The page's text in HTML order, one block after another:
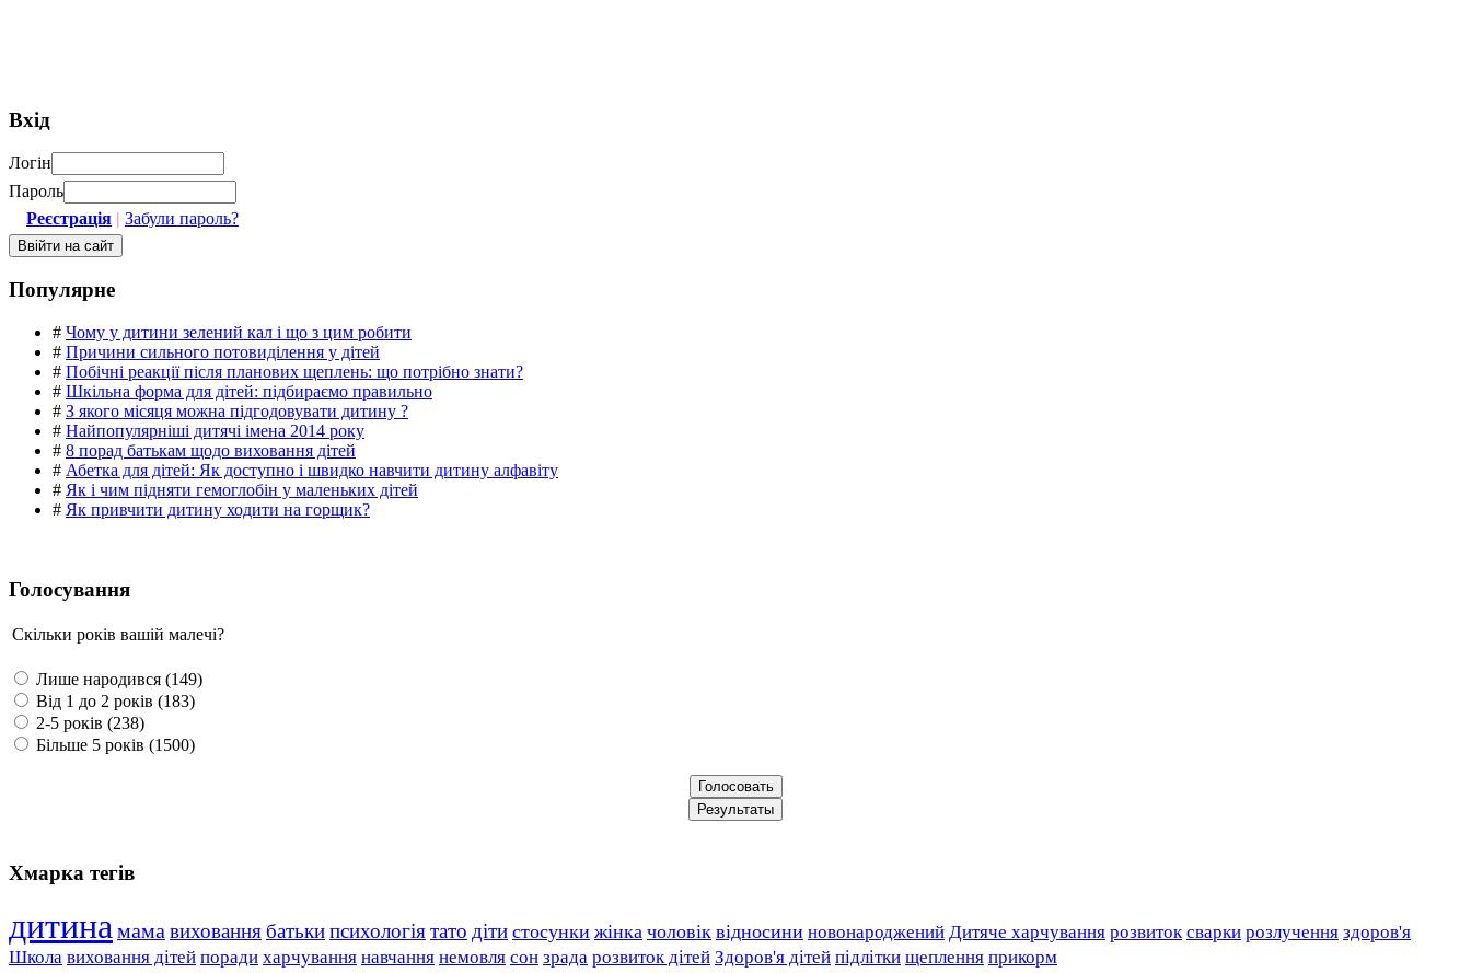
Вхід
Логін
Пароль
Реєстрація
Забули пароль?
Популярне
# Чому у дитини зелений кал і що з цим робити
# Причини сильного потовиділення у дітей
# Побічні реакції після планових щеплень: що потрібно знати?
# Шкільна форма для дітей: підбираємо правильно
# З якого місяця можна підгодовувати дитину ?
# Найпопулярніші дитячі імена 2014 року
# 8 порад батькам щодо виховання дітей
# Абетка для дітей: Як доступно і швидко навчити дитину алфавіту
# Як і чим підняти гемоглобін у маленьких дітей
# Як привчити дитину ходити на горщик?
Голосування
Скільки років вашій малечі?
Лише народився (149)
Від 1 до 2 років (183)
2-5 років (238)
Більше 5 років (1500)
Хмарка тегів
дитина мама вихованнябатькипсихологіятато діти стосунки жінка чоловік відносини новонароджений Дитяче харчування розвиток сварки розлучення здоров'я
Школа виховання дітей поради харчування навчання немовля сон зрада розвиток дітей Здоров'я дітей підлітки щеплення прикорм